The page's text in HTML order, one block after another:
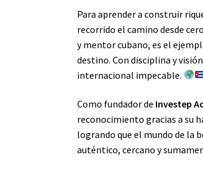
Para aprender a construir
recorrido el camino desde
y mentor cubano, es el
destino. Con disciplina y
internacional impecable.
Como fundador de Investep
reconocimiento gracias a su
logrando que el mundo de la
auténtico, cercano y